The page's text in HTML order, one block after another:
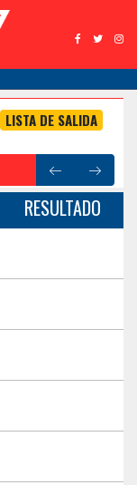
LISTA DE SALIDA
RESULTADO